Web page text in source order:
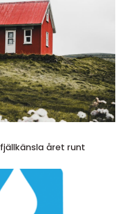
Boende grövelsjön fjällkänsla året runt